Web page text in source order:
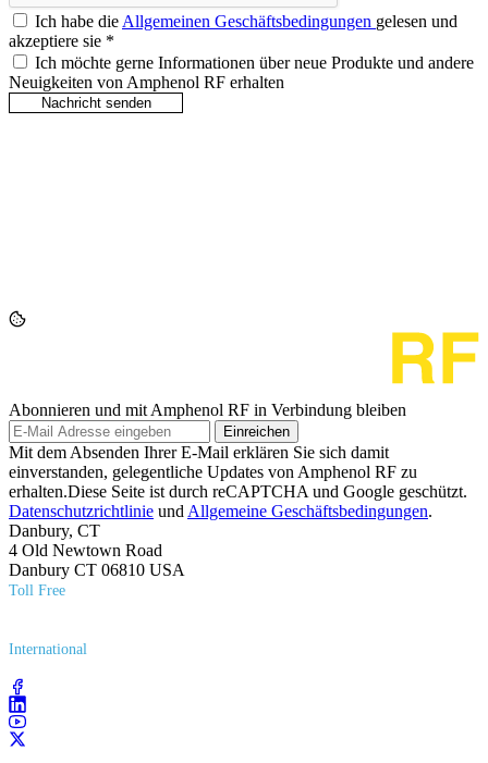
Ich habe die Allgemeinen Geschäftsbedingungen gelesen und
akzeptiere sie *
Ich möchte gerne Informationen über neue Produkte und andere
Neuigkeiten von Amphenol RF erhalten
Abonnieren und mit Amphenol RF in Verbindung bleiben
Einreichen
Mit dem Absenden Ihrer E-Mail erklären Sie sich damit
einverstanden, gelegentliche Updates von Amphenol RF zu
erhalten.Diese Seite ist durch reCAPTCHA und Google geschützt.
Datenschutzrichtlinie und Allgemeine Geschäftsbedingungen.
Danbury, CT
4 Old Newtown Road
Danbury CT 06810 USA
Toll Free
International